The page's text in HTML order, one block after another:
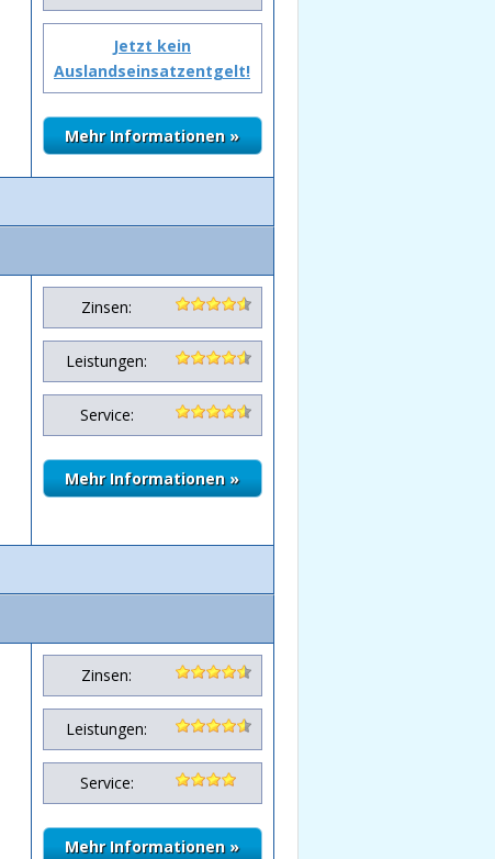
Jetzt kein
Auslandseinsatzentgelt!
Zinsen:
Leistungen:
Service:
Zinsen:
Leistungen:
Service: